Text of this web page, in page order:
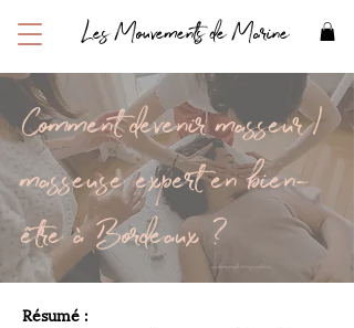
Les Mouvements de Marine
Comment devenir masseur /
masseuse expert en bien-
être à Bordeaux ?
Résumé :